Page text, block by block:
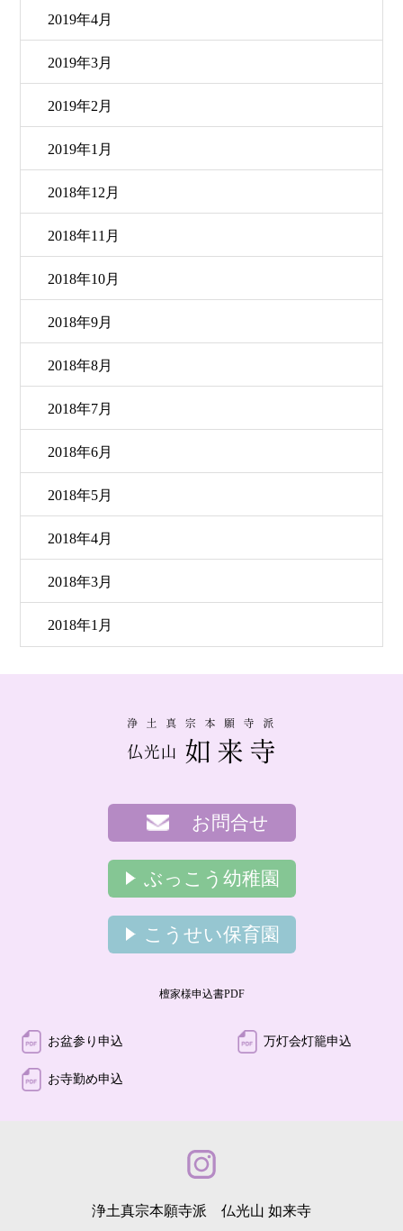
2019年4月
2019年3月
2019年2月
2019年1月
2018年12月
2018年11月
2018年10月
2018年9月
2018年8月
2018年7月
2018年6月
2018年5月
2018年4月
2018年3月
2018年1月
お問合せ
ぶっこう幼稚園
こうせい保育園
檀家様申込書PDF
お盆参り申込 万灯会灯籠申込
お寺勤め申込
浄土真宗本願寺派 仏光山 如来寺